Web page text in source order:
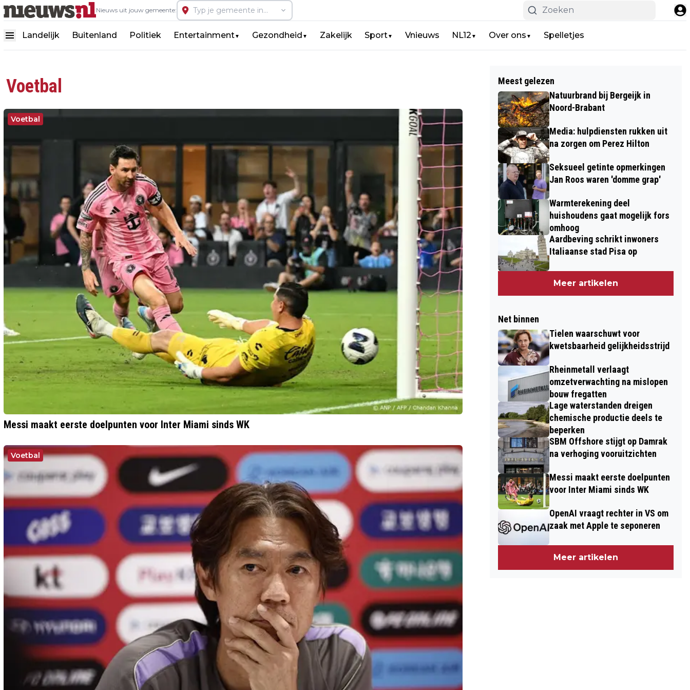
Nieuws uit jouw gemeente:
Landelijk Buitenland Politiek Entertainment▼ Gezondheid ▼ Zakelijk Sport▼ Vnieuws NL12 ▼ Over ons ▼ Spelletjes
Voetbal
Voetbal
Messi maakt eerste doelpunten voor Inter Miami sinds WK
Voetbal
Meest gelezen
Natuurbrand bij Bergeijk in
Noord-Brabant
Media: hulpdiensten rukken uit
na zorgen om Perez Hilton
Seksueel getinte opmerkingen
Jan Roos waren 'domme grap'
Warmterekening deel
huishoudens gaat mogelijk fors
omhoog
Aardbeving schrikt inwoners
Italiaanse stad Pisa op
Meer artikelen
Net binnen
Tielen waarschuwt voor
kwetsbaarheid gelijkheidsstrijd
Rheinmetall verlaagt
omzetverwachting na mislopen
bouw fregatten
Lage waterstanden dreigen
chemische productie deels te
beperken
SBM Offshore stijgt op Damrak
na verhoging vooruitzichten
Messi maakt eerste doelpunten
voor Inter Miami sinds WK
OpenAI vraagt rechter in VS om
zaak met Apple te seponeren
Meer artikelen